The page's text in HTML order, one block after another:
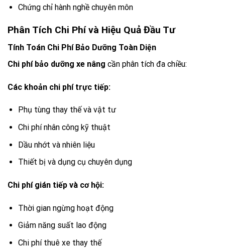
Chứng chỉ hành nghề chuyên môn
Phân Tích Chi Phí và Hiệu Quả Đầu Tư
Tính Toán Chi Phí Bảo Dưỡng Toàn Diện
Chi phí bảo dưỡng xe nâng cần phân tích đa chiều:
Các khoản chi phí trực tiếp:
Phụ tùng thay thế và vật tư
Chi phí nhân công kỹ thuật
Dầu nhớt và nhiên liệu
Thiết bị và dụng cụ chuyên dụng
Chi phí gián tiếp và cơ hội:
Thời gian ngừng hoạt động
Giảm năng suất lao động
Chi phí thuê xe thay thế